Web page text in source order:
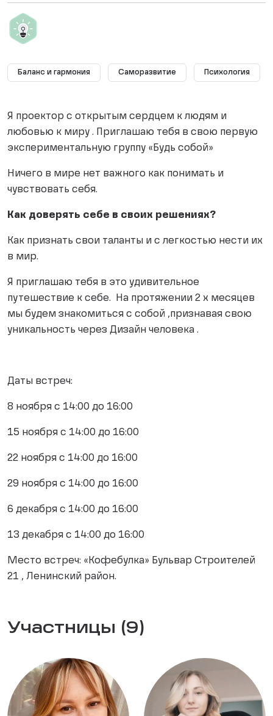
Баланс и гармония Саморазвитие Психология
Я проектор с открытым сердцем к людям и
любовью к миру . Приглашаю тебя в свою первую
экспериментальную группу «Будь собой»
Ничего в мире нет важного как понимать и
чувствовать себя.
Как доверять себе в своих решениях?
Как признать свои таланты и с легкостью нести их
в мир.
Я приглашаю тебя в это удивительное
путешествие к себе. На протяжении 2 х месяцев
мы будем знакомиться с собой ,признавая свою
уникальность через Дизайн человека .
Даты встреч:
8 ноября с 14:00 до 16:00
15 ноября с 14:00 до 16:00
22 ноября с 14:00 до 16:00
29 ноября с 14:00 до 16:00
6 декабря с 14:00 до 16:00
13 декабря с 14:00 до 16:00
Место встреч: «Кофебулка» Бульвар Строителей
21 , Ленинский район.
Участницы (9)